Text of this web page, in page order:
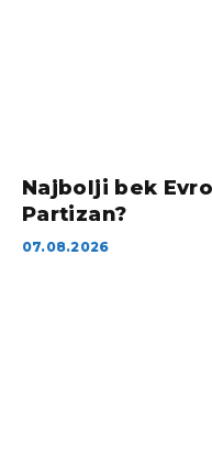
Najbolji bek
Partizan?
07.08.2026